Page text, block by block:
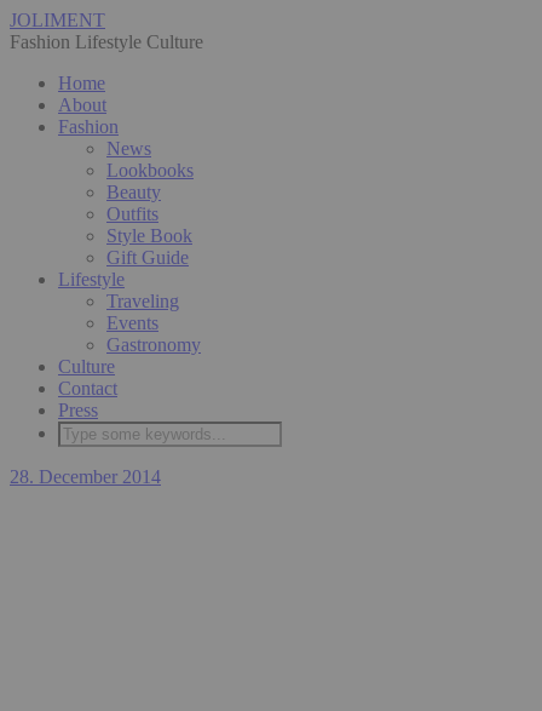
JOLIMENT
Fashion Lifestyle Culture
Home
About
Fashion
News
Lookbooks
Beauty
Outfits
Style Book
Gift Guide
Lifestyle
Traveling
Events
Gastronomy
Culture
Contact
Press
28. December 2014